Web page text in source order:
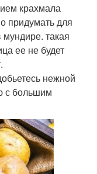
крахмала
придумать для
такая
ее не будет
нежной
с большим